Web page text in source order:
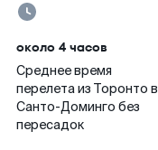
около 4 часов
Среднее время
перелета из Торонто в
Санто-Доминго без
пересадок